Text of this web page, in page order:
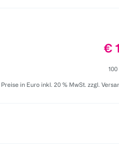
€
Preise in Euro inkl. 20 % MwSt. zzgl.